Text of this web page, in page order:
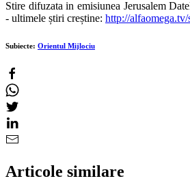
Stire difuzata in emisiunea Jerusalem
- ultimele știri creștine: http://
Subiecte: Orientul Mijlociu
Articole similare